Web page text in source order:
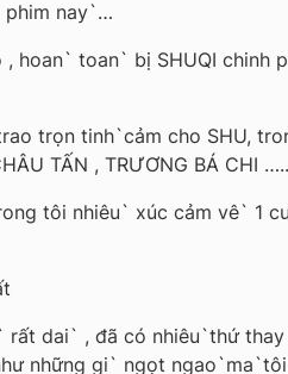
phim nay`…
hoan` toan` bị SHUQI chinh
trọn tinh`cảm cho SHU,
TẤN , TRƯƠNG BÁ CHI …..
tôi nhiêu` xúc cảm vê` 1
dai` , đã có nhiêu`thứ
những gi` ngọt